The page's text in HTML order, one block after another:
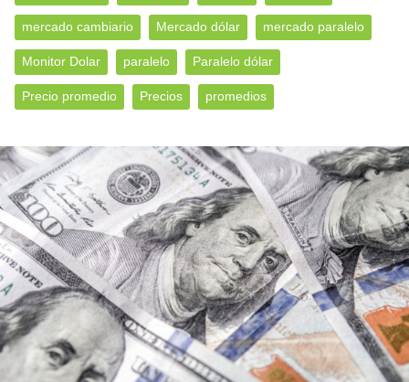
mercado cambiario Mercado dólar mercado paralelo
Monitor Dolar paralelo Paralelo dólar
Precio promedio Precios promedios